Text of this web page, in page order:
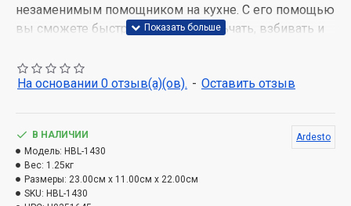
незаменимым помощником на кухне. С его помощью
вы сможете быстро и легко измельчать, взбивать и
Блендер имеет мощность
эргономичную ручку и низкий уровень шума и
В комплектацию входит мерный стакан на 600 мл и
металлическая смешивающая насадка, чаша на 300
мл для измельчения, а также венчик для взбивания.
С таким набором можно быстро подготовить
На основании 0 отзыв(а)(ов). - Оставить отзыв
В НАЛИЧИИ
Модель: HBL-1430
Вес: 1.25кг
Размеры: 23.00см x 11.00см x 22.00см
SKU: HBL-1430
Ardesto